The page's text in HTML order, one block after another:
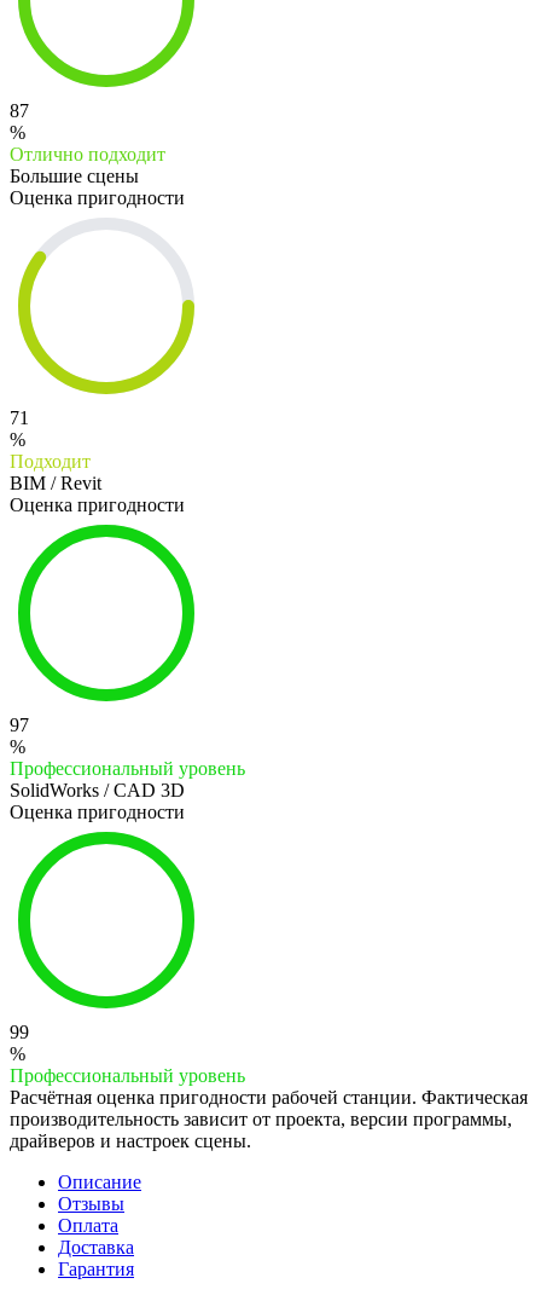
87
%
Отлично подходит
Большие сцены
Оценка пригодности
71
%
Подходит
BIM / Revit
Оценка пригодности
97
%
Профессиональный уровень
SolidWorks / CAD 3D
Оценка пригодности
99
%
Профессиональный уровень
Расчётная оценка пригодности рабочей станции. Фактическая
производительность зависит от проекта, версии программы,
драйверов и настроек сцены.
Описание
Отзывы
Оплата
Доставка
Гарантия